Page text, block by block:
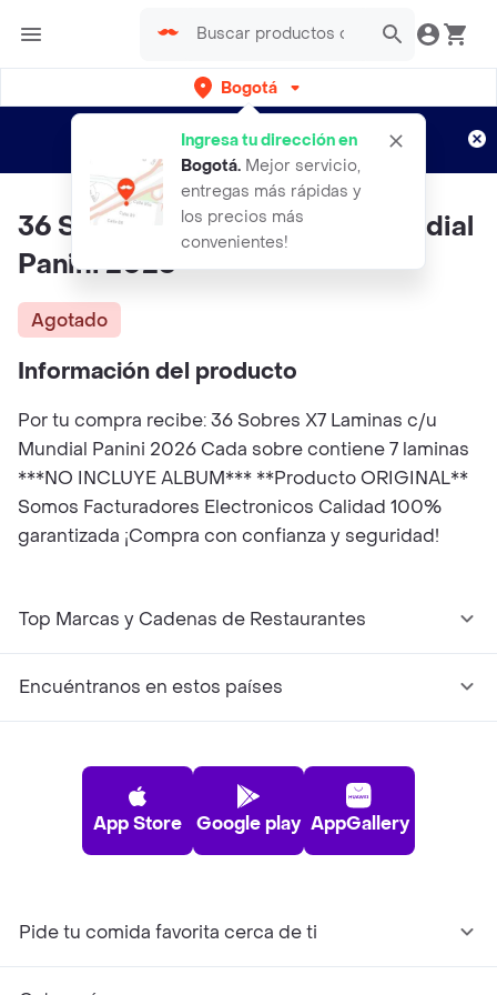
Bogotá
Ingresa tu dirección en
Bogotá. Mejor servicio,
entregas más rápidas y
los precios más
convenientes!
envíos gratis por semanas
Aplican TyC
36 Sobres X7 Laminas C/u Mundial
Panini 2026
Agotado
Información del producto
Por tu compra recibe: 36 Sobres X7 Laminas c/u
Mundial Panini 2026 Cada sobre contiene 7 laminas
***NO INCLUYE ALBUM*** **Producto ORIGINAL**
Somos Facturadores Electronicos Calidad 100%
garantizada ¡Compra con confianza y seguridad!
Top Marcas y Cadenas de Restaurantes
Encuéntranos en estos países
App Store Google play AppGallery
Pide tu comida favorita cerca de ti